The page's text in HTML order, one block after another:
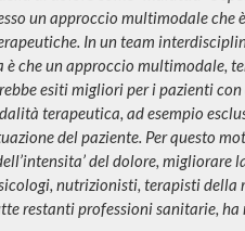
un approccio multimodale che
In un team
è che un approccio multimodale,
esiti migliori per i pazienti
terapeutica, ad esempio
del paziente. Per questo
del dolore, migliorare
nutrizionisti, terapisti
restanti professioni sanitarie, ha